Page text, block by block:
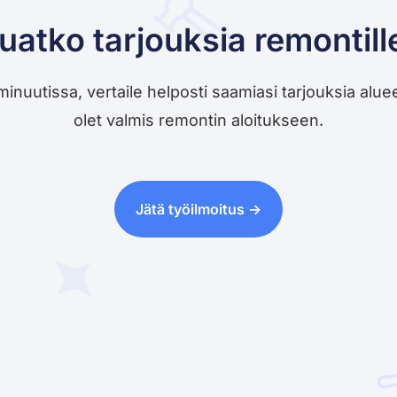
tarjouksia
vertaile helposti saamiasi tarjouksia
olet valmis remontin aloitukseen.
Jätä työilmoitus ->